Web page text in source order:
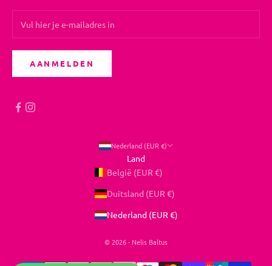
AANMELDEN
Nederland (EUR €)
Land
België (EUR €)
Duitsland (EUR €)
Nederland (EUR €)
© 2026 - Nelis Baltus